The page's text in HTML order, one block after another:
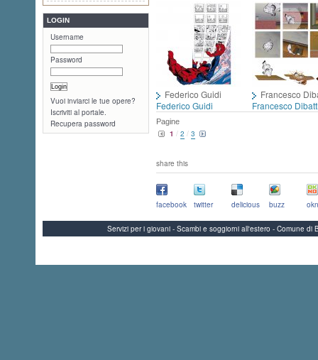
LOGIN
Username
Password
Vuoi inviarci le tue opere?
Iscriviti al portale.
Recupera password
Federico Guidi
Federico Guidi
Francesco
Francesco
Pagine
1 / 2 / 3
share this
facebook twitter delicious buzz
Servizi per i giovani - Scambi e soggiorni all'estero - Comune